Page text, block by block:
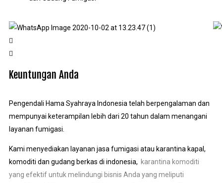
Keuntungan Anda
Pengendali Hama Syahraya Indonesia telah berpengalaman dan
mempunyai keterampilan lebih dari 20 tahun dalam menangani
layanan fumigasi.
Kami menyediakan layanan jasa fumigasi atau karantina kapal,
komoditi dan gudang berkas di indonesia, karantina komoditi
yang efektif untuk melindungi bisnis Anda yang meliputi